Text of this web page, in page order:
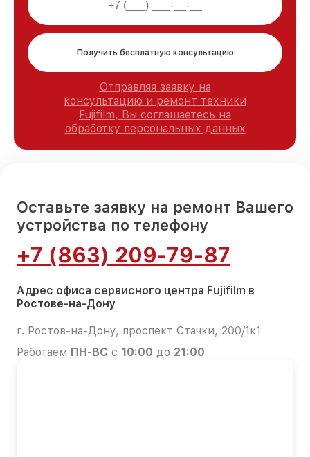
Получить бесплатную консультацию
Отправляя заявку на
консультацию и ремонт техники
Fujifilm, Вы соглашаетесь на
обработку персональных данных
Оставьте заявку на ремонт Вашего
устройства по телефону
+7 (863) 209-79-87
Адрес офиса сервисного центра Fujifilm в
Ростове-на-Дону
г. Ростов-на-Дону, проспект Стачки, 200/1к1
Работаем ПН-ВС с 10:00 до 21:00